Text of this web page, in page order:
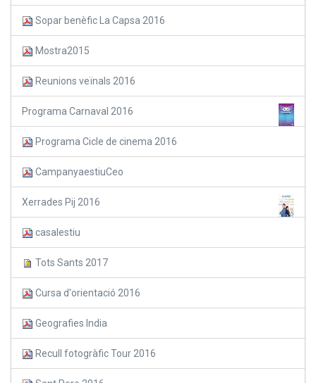
Sopar benèfic La Capsa 2016
Mostra2015
Reunions veïnals 2016
Programa Carnaval 2016
Programa Cicle de cinema 2016
CampanyaestiuCeo
Xerrades Pij 2016
casalestiu
Tots Sants 2017
Cursa d'orientació 2016
Geografies India
Recull fotogràfic Tour 2016